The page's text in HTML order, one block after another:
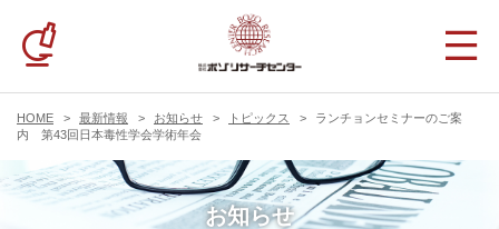
HOME 最新情報 お知らせ トピックス
ランチョンセミナーのご案
内 第43回日本毒性学会学術年会
お知らせ